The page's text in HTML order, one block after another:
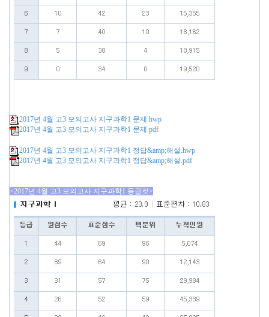
2017년 4월 고3 모의고사 지구과학1 문제.hwp
2017년 4월 고3 모의고사 지구과학1 문제.pdf
2017년 4월 고3 모의고사 지구과학1 정답&amp;해설.hwp
2017년 4월 고3 모의고사 지구과학1 정답&amp;해설.pdf
<2017년 4월 고3 모의고사 지구과학1 등급컷>